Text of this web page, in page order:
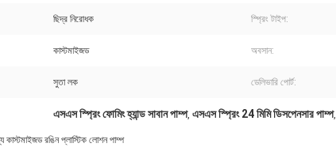
ছিদ্র নিরোধক স্প্রিং টাইপ:
কাস্টমাইজড অবসান:
সুতা লক ডেলিভারি পোর্ট:
এসএস স্প্রিং ফোমিং হ্যান্ড সাবান পাম্প, এসএস স্প্রিং 24 মিমি ডিসপেনসার পাম্প,
কাস্টমাইজড রঙিন প্লাস্টিক লোশন পাম্প